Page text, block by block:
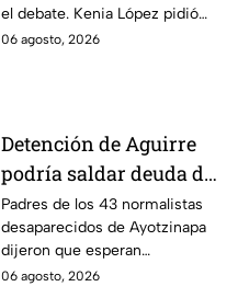
por caso Ayotzinapa
el debate. Kenia López pidió
que no sea un distractor
06 agosto, 2026
Detención de Aguirre
podría saldar deuda de
justicia: padres de los
43 de Ayotzinapa
Padres de los 43 normalistas
desaparecidos de Ayotzinapa
dijeron que esperan
información oficial sobre la
06 agosto, 2026